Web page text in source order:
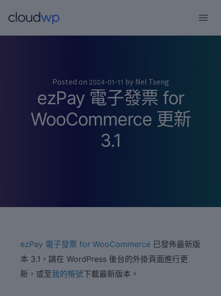
Posted on 2024-01-11 by Nel Tseng
ezPay 電子發票 for
WooCommerce 更新
3.1
ezPay 電子發票 for WooCommerce 已發佈最新版
本 3.1，請在 WordPress 後台的外掛頁面進行更
新，或至我的帳號下載最新版本。